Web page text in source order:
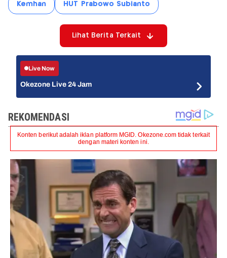
Kemhan HUT Prabowo Subianto
Lihat Berita Terkait
Live Now
Okezone Live 24 Jam